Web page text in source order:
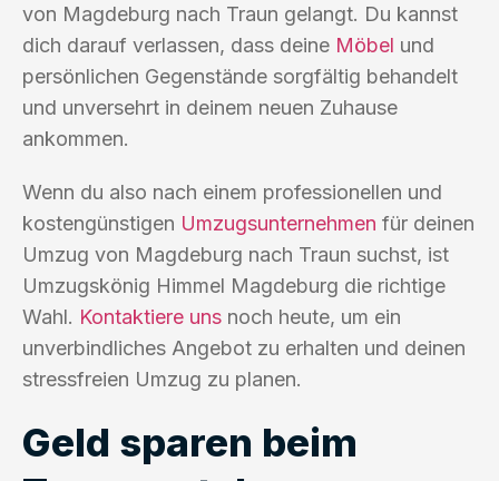
von Magdeburg nach Traun gelangt. Du kannst
dich darauf verlassen, dass deine Möbel und
persönlichen Gegenstände sorgfältig behandelt
und unversehrt in deinem neuen Zuhause
ankommen.
Wenn du also nach einem professionellen und
kostengünstigen Umzugsunternehmen für deinen
Umzug von Magdeburg nach Traun suchst, ist
Umzugskönig Himmel Magdeburg die richtige
Wahl. Kontaktiere uns noch heute, um ein
unverbindliches Angebot zu erhalten und deinen
stressfreien Umzug zu planen.
Geld sparen beim